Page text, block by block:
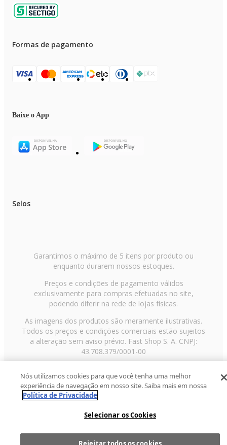
Formas de pagamento
Baixe o App
Selos
Garantimos o máximo de 5 itens por produto ou
enquanto durarem nossos estoques.
Preços e condições de pagamento válidos
exclusivamente para compras efetuadas no site,
podendo diferir na rede de lojas físicas.
As imagens dos produtos são meramente ilustrativas.
Todos os preços e condições comerciais estão sujeitos
a alteração sem aviso prévio. Fast Shop S. A. CNPJ:
43.708.379/0001-00
Paulo/SP, CEP 02029-001, Telefone: 11 3003-3728 ©
2013 Fast Shop - Todos os direitos reservadosRF
Nós utilizamos cookies para que você tenha uma melhor
experiência de navegação em nosso site. Saiba mais em nossa
Política de Privacidade
Selecionar os Cookies